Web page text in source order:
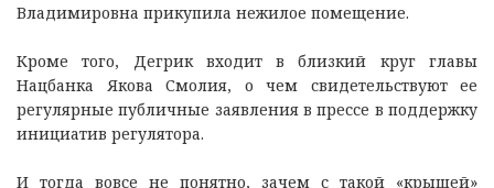
Владимировна прикупила нежилое помещение.
Кроме того, Дегрик входит в близкий круг главы
Нацбанка Якова Смолия, о чем свидетельствуют ее
регулярные публичные заявления в прессе в поддержку
инициатив регулятора.
И тогда вовсе не понятно, зачем с такой «крышей»